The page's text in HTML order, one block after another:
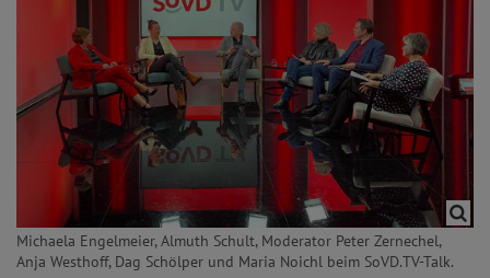
Michaela Engelmeier, Almuth Schult, Moderator Peter Zernechel,
Anja Westhoff, Dag Schölper und Maria Noichl beim SoVD.TV-Talk.